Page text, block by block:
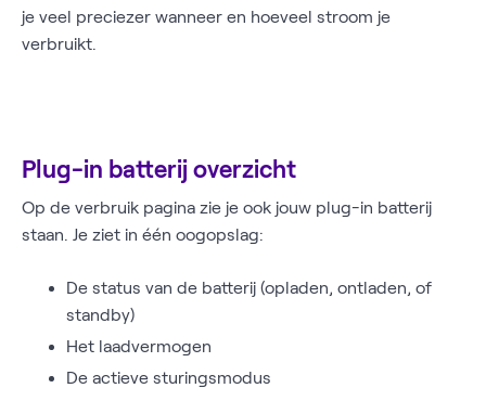
je veel preciezer wanneer en hoeveel stroom je
verbruikt.
Plug-in batterij overzicht
Op de verbruik pagina zie je ook jouw plug-in batterij
staan. Je ziet in één oogopslag:
De status van de batterij (opladen, ontladen, of
standby)
Het laadvermogen
De actieve sturingsmodus